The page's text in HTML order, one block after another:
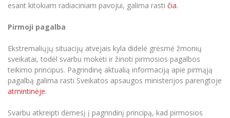
esant kitokiam radiaciniam pavojui, galima rasti čia.
Pirmoji pagalba
Ekstremaliųjų situacijų atvejais kyla didelė grėsmė žmonių
sveikatai, todėl svarbu mokėti ir žinoti pirmosios pagalbos
teikimo principus. Pagrindinę aktualią informaciją apie pirmąją
pagalbą galima rasti Sveikatos apsaugos ministerijos parengtoje
atmintinėje.
Svarbu atkreipti dėmesį į pagrindinį principą, kad pirmosios